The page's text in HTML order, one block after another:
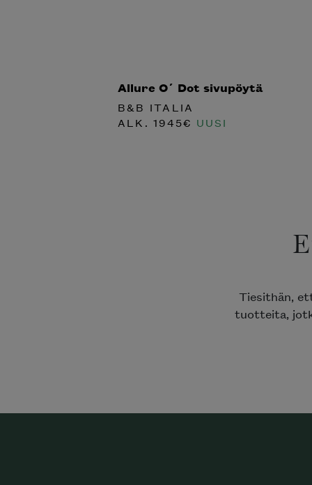
Allure O´ Dot sivupöytä
B&B ITALIA
ALK.1945€ UUSI
Tiesithän,
tuotteita,